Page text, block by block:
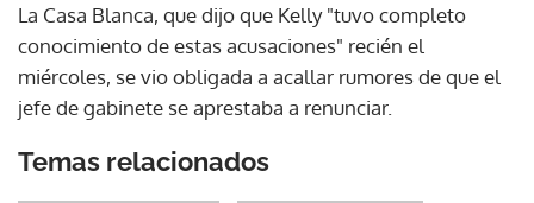
La Casa Blanca, que dijo que Kelly "tuvo completo
conocimiento de estas acusaciones" recién el
miércoles, se vio obligada a acallar rumores de que el
jefe de gabinete se aprestaba a renunciar.
Temas relacionados